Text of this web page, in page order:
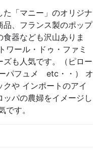
「マニー」のオリジナ
品、フランス製のポップ
器なども沢山ありま
ワール・ドゥ・ファミ
も人気です。（ピロー
パフュメ etc・・） オ
や インポートのアイ
パの農婦をイメージし
す。